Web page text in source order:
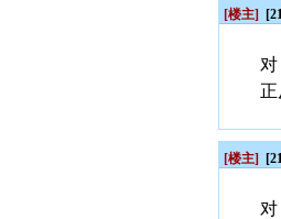
[楼主]
对
[楼主]
对